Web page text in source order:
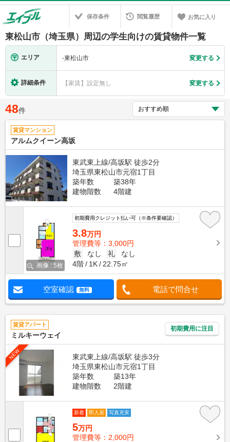
保存条件 閲覧履歴 お気に入り
東松山市（埼玉県）周辺の学生向けの賃貸物件一覧
エリア -東松山市 変更する
詳細条件 【家賃】設定無し 変更する
48件
賃貸マンション
アルムクイーン高坂
東武東上線/高坂駅 徒歩2分
埼玉県東松山市元宿1丁目
築年数
築38年
建物階数
4階建
画像 : 5枚
初期費用クレジット払い可（※条件要確認）
3.8万円
管理費等：3,000円
敷
なし 礼
なし
4階
1K 22.75㎡
空室確認 無料 電話で問合せ
賃貸アパート
ミルキーウェイ
初期費用に注目
NEW
東武東上線/高坂駅 徒歩3分
埼玉県東松山市元宿1丁目
築年数
築13年
建物階数
2階建
新着 即入居 写真充実
5万円
管理費等：2,000円